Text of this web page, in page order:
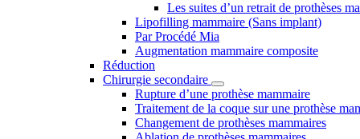
Les suites d’un retrait de prothèses
Lipofilling mammaire (Sans implant)
Par Procédé Mia
Augmentation mammaire composite
Réduction
Chirurgie secondaire
Rupture d’une prothèse mammaire
Traitement de la coque sur une prothèse
Changement de prothèses mammaires